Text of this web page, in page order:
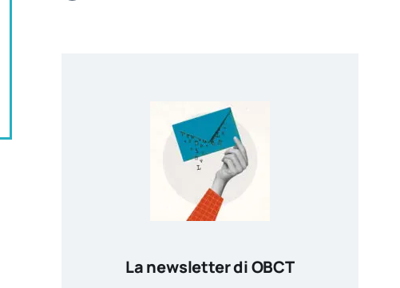
La newsletter di OBCT